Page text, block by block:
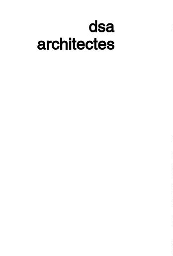
dsa
architectes